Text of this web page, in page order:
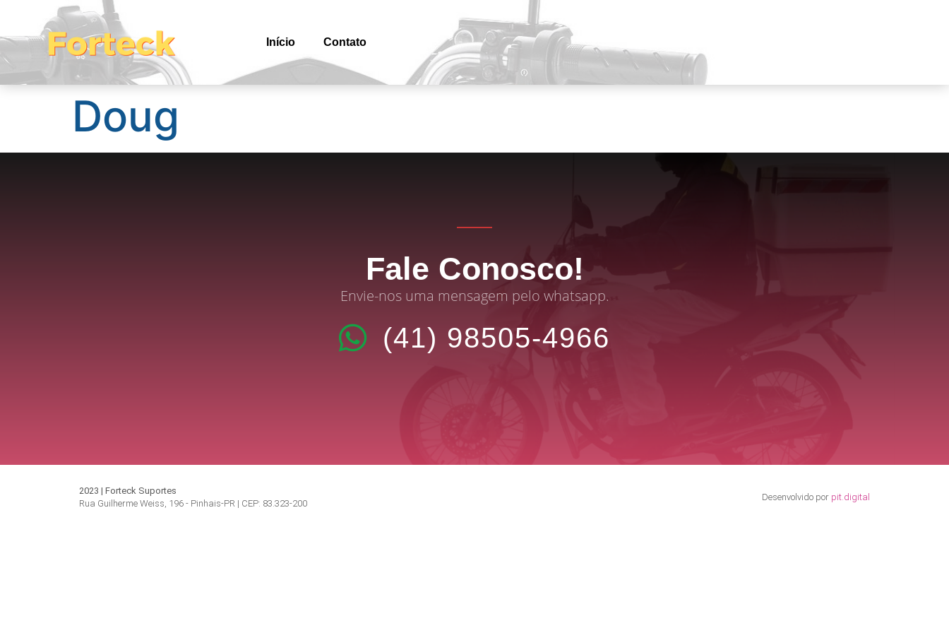
Início Contato
Doug
Fale Conosco!
Envie-nos uma mensagem pelo whatsapp.
(41) 98505-4966
2023 | Forteck Suportes
Rua Guilherme Weiss, 196 - Pinhais-PR | CEP: 83.323-200
Desenvolvido por pit.digital